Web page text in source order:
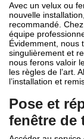
Avec un velux ou
nouvelle
recommandé.
équipe
Évidemment, nous
singulièrement et
nous ferons valoir
les règles de l’art.
l’installation et
Pose et
fenêtre de